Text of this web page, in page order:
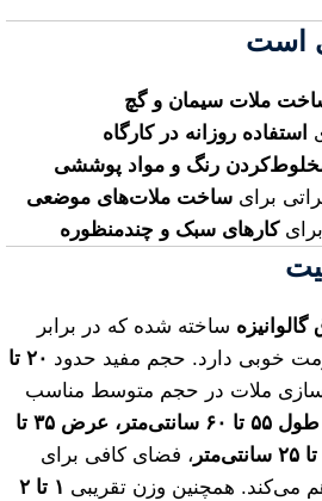
است
ملات سیمان و گچ
استفاده روزانه در کارگاه
رنگ و مواد پوششی
برای ساخت ملات‌های موضعی
برایکارهای سبک و چندمنظوره
گالوانیزه ساخته شده که در برابر
خوبی دارد. حجم مفید حدود
۲۰ تا
ملات در حجم متوسط مناسب
طول ۵۵ تا ۶۰ سانتی‌متر، عرض ۳۵ تا
، فضای کافی برای
می‌کند. همچنین وزن تقریبی
۱ تا ۲